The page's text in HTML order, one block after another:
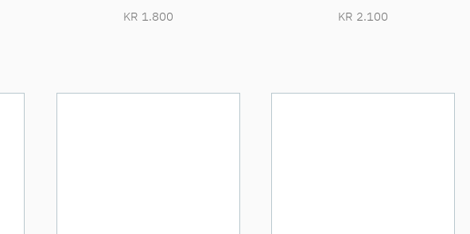
KR 1.800 KR 2.100